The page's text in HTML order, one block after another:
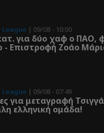
League | 09/08 - 10:00
για δύο χαφ ο ΠΑΟ,
- Επιστροφή Ζοάο
League | 09/08 - 07:49
για μεταγραφή
ελληνική ομάδα!